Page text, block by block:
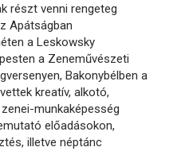
részt venni rengeteg
Apátságban
a Leskowsky
a Zeneművészeti
Bakonybélben a
kreatív, alkotó,
munkaképesség
előadásokon,
illetve néptánc